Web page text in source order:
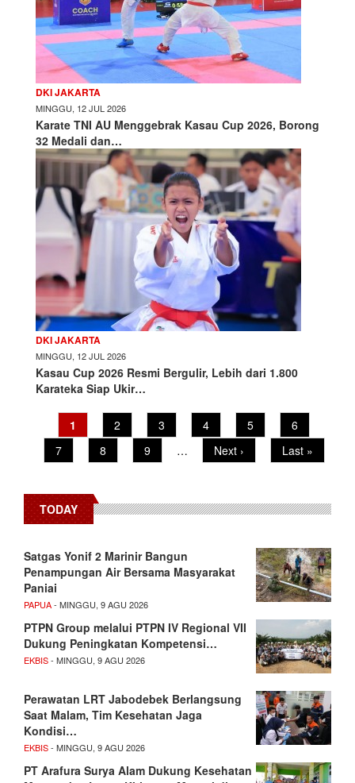
DKI JAKARTA
MINGGU, 12 JUL 2026
Karate TNI AU Menggebrak Kasau Cup 2026, Borong
32 Medali dan…
DKI JAKARTA
MINGGU, 12 JUL 2026
Kasau Cup 2026 Resmi Bergulir, Lebih dari 1.800
Karateka Siap Ukir…
PaginationCurrent
page
1 Page
2 Page
3 Page
4 Page
5 Page
6
Page
7 Page
8 Page
9 …
Next
page
Next ›
Last
page
Last »
TODAY
Satgas Yonif 2 Marinir Bangun
Penampungan Air Bersama Masyarakat
Paniai
PAPUA- MINGGU, 9 AGU 2026
PTPN Group melalui PTPN IV Regional VII
Dukung Peningkatan Kompetensi…
EKBIS- MINGGU, 9 AGU 2026
Perawatan LRT Jabodebek Berlangsung
Saat Malam, Tim Kesehatan Jaga
Kondisi…
EKBIS- MINGGU, 9 AGU 2026
PT Arafura Surya Alam Dukung Kesehatan